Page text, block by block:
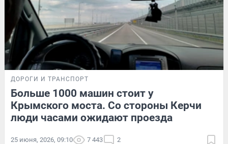
ДОРОГИ И ТРАНСПОРТ
Больше 1000 машин стоит у
Крымского моста. Со стороны Керчи
люди часами ожидают проезда
25 июня, 2026, 09:10 7 443 2